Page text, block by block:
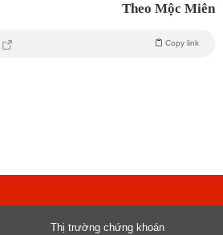
Theo Mộc Miên
Copy link
Thị trường chứng khoán